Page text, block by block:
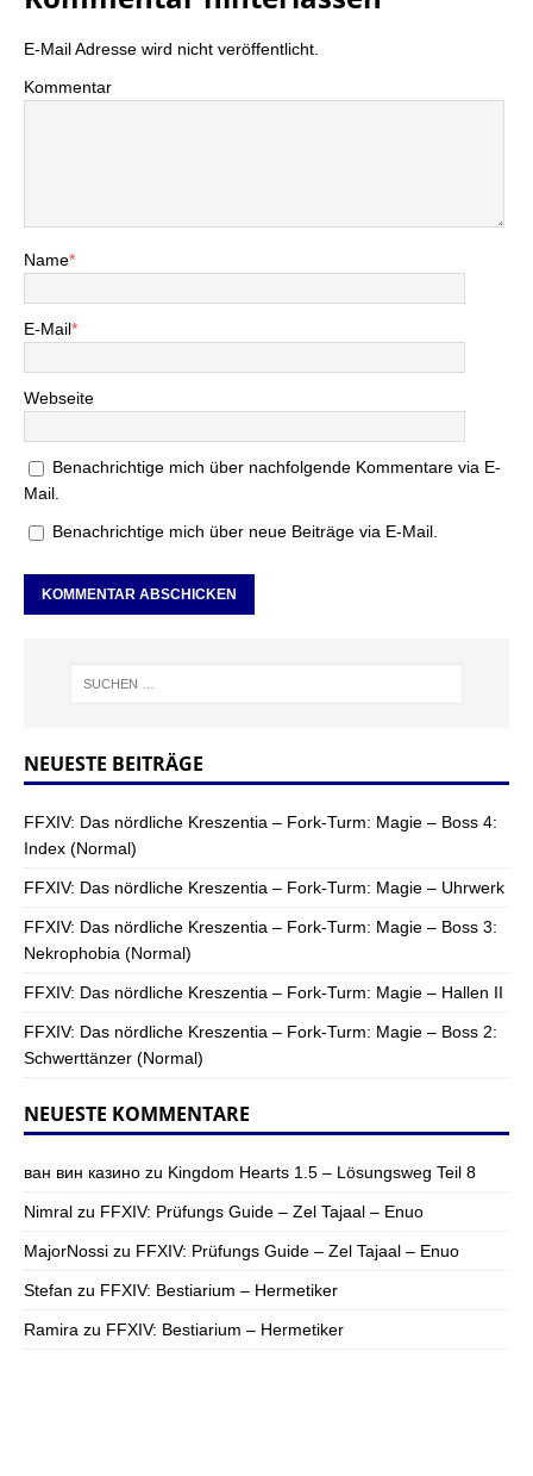
E-Mail Adresse wird nicht veröffentlicht.
Kommentar
Name*
E-Mail*
Webseite
Benachrichtige mich über nachfolgende Kommentare via E-
Mail.
Benachrichtige mich über neue Beiträge via E-Mail.
NEUESTE BEITRÄGE
FFXIV: Das nördliche Kreszentia – Fork-Turm: Magie – Boss 4:
Index (Normal)
FFXIV: Das nördliche Kreszentia – Fork-Turm: Magie – Uhrwerk
FFXIV: Das nördliche Kreszentia – Fork-Turm: Magie – Boss 3:
Nekrophobia (Normal)
FFXIV: Das nördliche Kreszentia – Fork-Turm: Magie – Hallen II
FFXIV: Das nördliche Kreszentia – Fork-Turm: Magie – Boss 2:
Schwerttänzer (Normal)
NEUESTE KOMMENTARE
ван вин казино zu Kingdom Hearts 1.5 – Lösungsweg Teil 8
Nimral zu FFXIV: Prüfungs Guide – Zel Tajaal – Enuo
MajorNossi zu FFXIV: Prüfungs Guide – Zel Tajaal – Enuo
Stefan zu FFXIV: Bestiarium – Hermetiker
Ramira zu FFXIV: Bestiarium – Hermetiker